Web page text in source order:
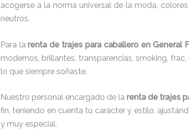
acogerse a la norma universal de la moda,
neutros.
Para larenta de trajes para caballero en General
modernos, brillantes, transparencias, smoking,
lo que siempre soñaste.
Nuestro personal encargado de la renta de trajes
fin, teniendo en cuenta tu carácter y estilo,
y muy especial.